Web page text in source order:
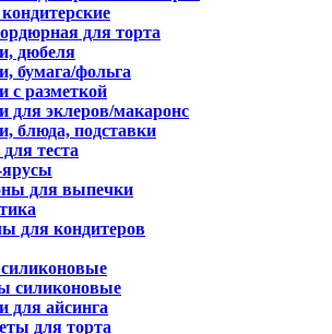
для торта
дюбеля
бумага/фольга
с разметкой
для эклеров/макаронс
блюда, подставки
теста
для выпечки
для кондитеров
силиконовые
для айсинга
для торта